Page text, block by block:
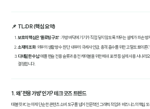
📌 TL;DR (핵심 요약)
보호의 핵심은 '플로팅 구조' : 가방 바닥에 기기가 직접 닿지 않도록 띄우는 설계가 파손 방
소재의 조화: 외부의 생활 방수 원단, 내부의 극세사 안감, 충격 흡수를 위한 고밀도 토이론
디테일한 수납: 애플 펜슬 전용 슬롯과 충전 케이블을 위한 메쉬 포켓 등 실제 사용 시나리
결정합니다.
1. 왜 '전용 가방'인가? 테크 굿즈 트렌드
태블릿 PC는 이제 단순한 콘텐츠 소비 도구를 넘어 전문적인 그래픽 작업과 비즈니스의 핵심